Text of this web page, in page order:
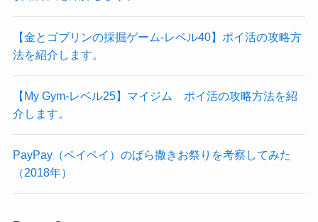
【金とゴブリンの採掘ゲーム-レベル40】ポイ活の攻略方
法を紹介します。
【My Gym-レベル25】マイジム ポイ活の攻略方法を紹
介します。
PayPay（ペイペイ）のばら撒きお祭りを考察してみた
（2018年）